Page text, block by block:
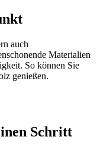
auch
Materialien
So können Sie
genießen.
Schritt